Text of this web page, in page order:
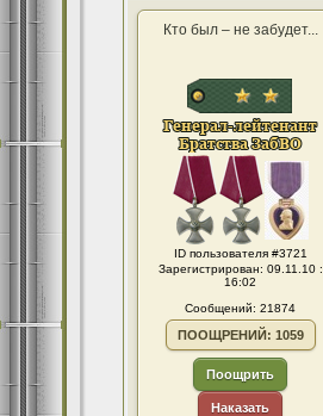
Кто был – не забудет...
ID пользователя #3721
Зарегистрирован: 09.11.10 :
16:02
Сообщений: 21874
ПООЩРЕНИЙ: 1059
Поощрить
Наказать